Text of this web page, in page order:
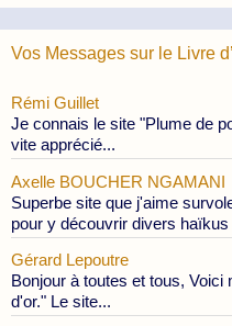
Publications
Vos Messages sur le Livre
Rémi Guillet
Je connais le site "Plume de
vite apprécié...
Axelle BOUCHER NGAMANI
Superbe site que j'aime
pour y découvrir divers
Gérard Lepoutre
Bonjour à toutes et tous,
d'or." Le site...